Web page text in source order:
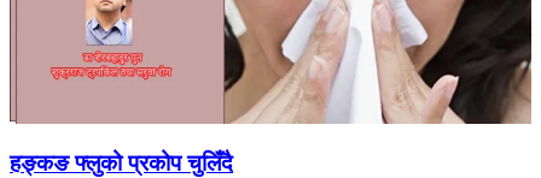
हङ्कङ फ्लुको प्रकोप चुलिँदै